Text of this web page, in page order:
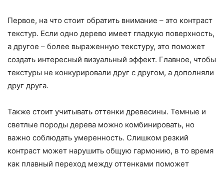
Первое, на что стоит обратить внимание – это контраст
текстур. Если одно дерево имеет гладкую поверхность,
а другое – более выраженную текстуру, это поможет
создать интересный визуальный эффект. Главное, чтобы
текстуры не конкурировали друг с другом, а дополняли
друг друга.
Также стоит учитывать оттенки древесины. Темные и
светлые породы дерева можно комбинировать, но
важно соблюдать умеренность. Слишком резкий
контраст может нарушить общую гармонию, в то время
как плавный переход между оттенками поможет